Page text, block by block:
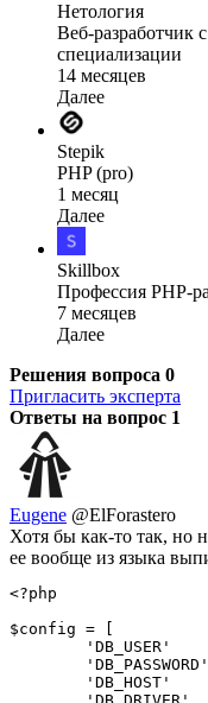
Нетология
Веб-разработчик
специализации
14 месяцев
Далее
Stepik
PHP (pro)
1 месяц
Далее
Skillbox
Профессия PHP-
7 месяцев
Далее
Решения вопроса 0
Пригласить эксперта
Ответы на вопрос 1
Eugene @ElForastero
Хотя бы как-то так, но
ее вообще из языка
<?php
$config = [